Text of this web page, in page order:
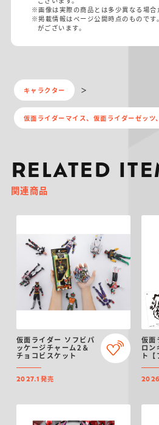
※画像は実際の商品とは多少異なる場合
※掲載情報はページ公開時点のものです
がございます。
キャラクター
仮面ライダーマイス、仮面ライダーゼッツ
RELATED
関連商品
仮面ライダー ソフビパ
ッケージチャーム2＆
チョコビスケット
2027.1 発売
仮面
ロン
ト
ル）